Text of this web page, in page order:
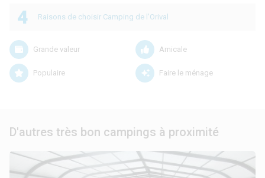
4 Raisons de choisir Camping de l'Orival
Grande valeur Amicale
Populaire Faire le ménage
D'autres très bon campings à proximité